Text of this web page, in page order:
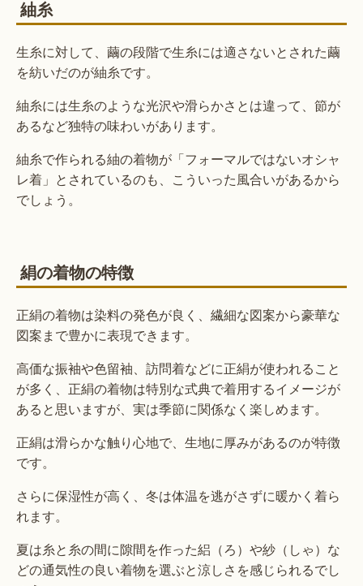
紬糸
生糸に対して、繭の段階で生糸には適さないとされた繭
を紡いだのが紬糸です。
紬糸には生糸のような光沢や滑らかさとは違って、節が
あるなど独特の味わいがあります。
紬糸で作られる紬の着物が「フォーマルではないオシャ
レ着」とされているのも、こういった風合いがあるから
でしょう。
絹の着物の特徴
正絹の着物は染料の発色が良く、繊細な図案から豪華な
図案まで豊かに表現できます。
高価な振袖や色留袖、訪問着などに正絹が使われること
が多く、正絹の着物は特別な式典で着用するイメージが
あると思いますが、実は季節に関係なく楽しめます。
正絹は滑らかな触り心地で、生地に厚みがあるのが特徴
です。
さらに保湿性が高く、冬は体温を逃がさずに暖かく着ら
れます。
夏は糸と糸の間に隙間を作った絽（ろ）や紗（しゃ）な
どの通気性の良い着物を選ぶと涼しさを感じられるでし